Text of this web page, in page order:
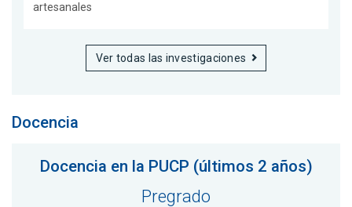
artesanales
Ver todas las investigaciones
Docencia
Docencia en la PUCP (últimos 2 años)
Pregrado